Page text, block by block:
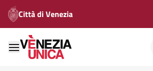
Città di Venezia